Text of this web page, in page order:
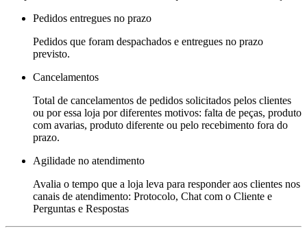
Pedidos entregues no prazo
Pedidos que foram despachados e entregues no prazo
previsto.
Cancelamentos
Total de cancelamentos de pedidos solicitados pelos clientes
ou por essa loja por diferentes motivos: falta de peças, produto
com avarias, produto diferente ou pelo recebimento fora do
prazo.
Agilidade no atendimento
Avalia o tempo que a loja leva para responder aos clientes nos
canais de atendimento: Protocolo, Chat com o Cliente e
Perguntas e Respostas